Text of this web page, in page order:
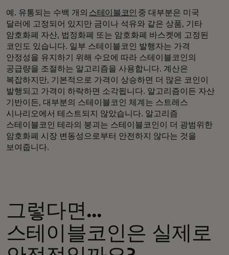
예. 유통되는 수백 개의 스테이블코인 중 대부분은 미국
달러에 고정되어 있지만 금이나 석유와 같은 상품, 기타
암호화폐 자산, 법정화폐 또는 암호화폐 바스켓에 고정된
코인도 있습니다. 일부 스테이블코인 발행자는 가격
안정성을 유지하기 위해 수요에 따라 스테이블코인의
공급량을 조절하는 알고리즘을 사용합니다. 계산은
복잡하지만, 기본적으로 가격이 상승하면 더 많은 코인이
발행되고 가격이 하락하면 소각됩니다. 알고리즘이든 자산
기반이든, 대부분의 스테이블코인 체계는 스트레스
시나리오에서 테스트되지 않았습니다. 알고리즘
스테이블코인 테라의 붕괴는 스테이블코인이 더 광범위한
암호화폐 시장 변동성으로부터 안전하지 않다는 것을
보여줍니다.
그렇다면...
스테이블코인은 실제로